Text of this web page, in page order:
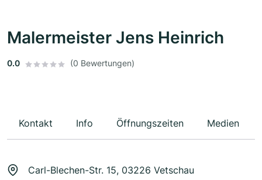
Malermeister Jens Heinrich
0.0 (0 Bewertungen)
Kontakt Info Öffnungszeiten Medien
Carl-Blechen-Str. 15, 03226 Vetschau